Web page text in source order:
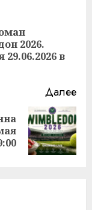
2026.
в
Далее